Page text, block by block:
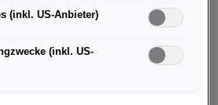
die Knautschzone der
verschärft
können nicht
der Europäischen Kommission.
Link auf unsere Website
(inkl. US-Anbieter)
(inkl. US-